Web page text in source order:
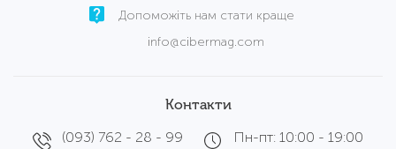
Допоможіть нам стати краще
info@cibermag.com
Контакти
(093) 762 - 28 - 99
Пн-пт: 10:00 - 19:00